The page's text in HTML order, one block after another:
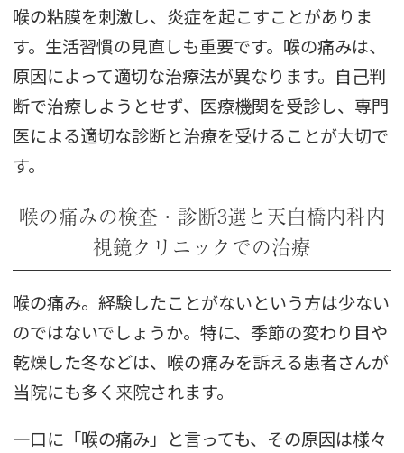
喉の粘膜を刺激し、炎症を起こすことがありま
す。生活習慣の見直しも重要です。喉の痛みは、
原因によって適切な治療法が異なります。自己判
断で治療しようとせず、医療機関を受診し、専門
医による適切な診断と治療を受けることが大切で
す。
喉の痛みの検査・診断3選と天白橋内科内
視鏡クリニックでの治療
喉の痛み。経験したことがないという方は少ない
のではないでしょうか。特に、季節の変わり目や
乾燥した冬などは、喉の痛みを訴える患者さんが
当院にも多く来院されます。
一口に「喉の痛み」と言っても、その原因は様々